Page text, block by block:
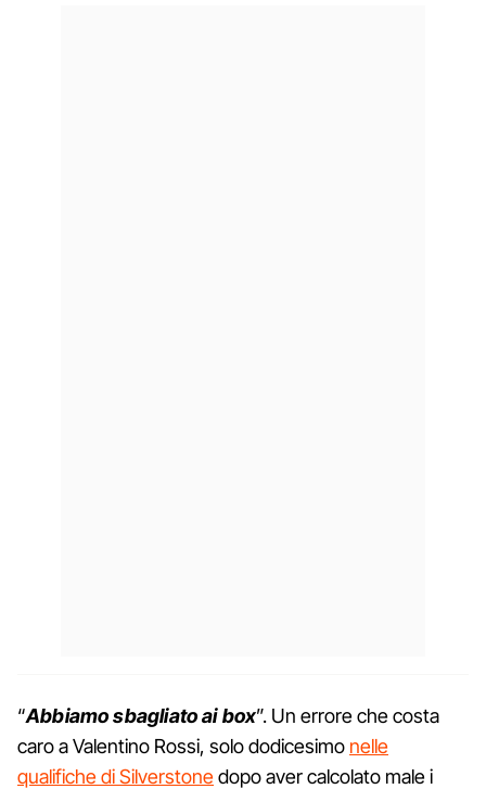
“Abbiamo sbagliato ai box”. Un errore che costa
caro a Valentino Rossi, solo dodicesimo nelle
qualifiche di Silverstonedopo aver calcolato male i